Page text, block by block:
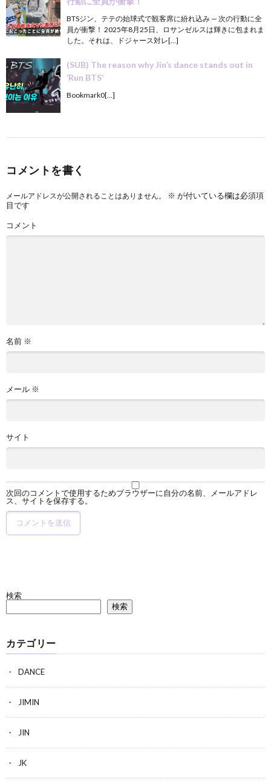
BTSジン、テテの始球式で観客席に紛れ込み — 次の行動に全
員が衝撃！ 2025年8月25日、ロサンゼルスは輝きに包まれま
した。それは、ドジャース対レ[…]
(SUB) The reason why Jin’s dance stands out in
‘Run BTS’
Bookmark0[…]
コメントを書く
メールアドレスが公開されることはありません。 ※ が付いている欄は必須項
目です
コメント
名前 ※
メール ※
サイト
次回のコメントで使用するためブラウザーに自分の名前、メールアドレ
ス、サイトを保存する。
検索
検索
カテゴリー
DANCE
JIMIN
JIN
JK